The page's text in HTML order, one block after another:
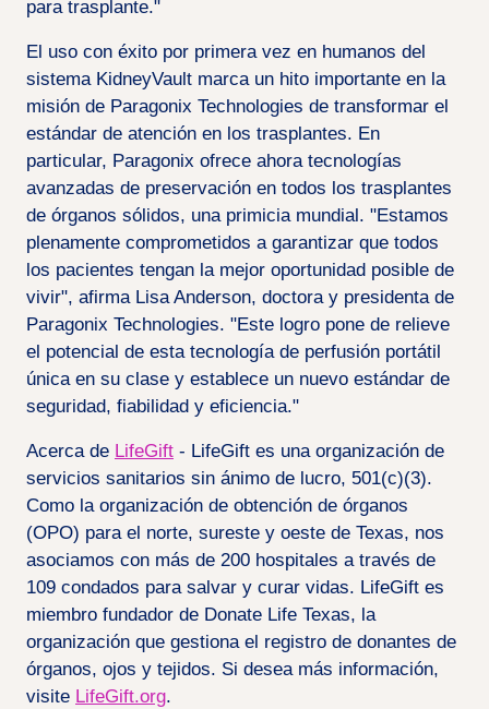
para trasplante."
El uso con éxito por primera vez en humanos del
sistema KidneyVault marca un hito importante en la
misión de Paragonix Technologies de transformar el
estándar de atención en los trasplantes. En
particular, Paragonix ofrece ahora tecnologías
avanzadas de preservación en todos los trasplantes
de órganos sólidos, una primicia mundial. "Estamos
plenamente comprometidos a garantizar que todos
los pacientes tengan la mejor oportunidad posible de
vivir", afirma Lisa Anderson, doctora y presidenta de
Paragonix Technologies. "Este logro pone de relieve
el potencial de esta tecnología de perfusión portátil
única en su clase y establece un nuevo estándar de
seguridad, fiabilidad y eficiencia."
Acerca de LifeGift - LifeGift es una organización de
servicios sanitarios sin ánimo de lucro, 501(c)(3).
Como la organización de obtención de órganos
(OPO) para el norte, sureste y oeste de Texas, nos
asociamos con más de 200 hospitales a través de
109 condados para salvar y curar vidas. LifeGift es
miembro fundador de Donate Life Texas, la
organización que gestiona el registro de donantes de
órganos, ojos y tejidos. Si desea más información,
visite LifeGift.org.